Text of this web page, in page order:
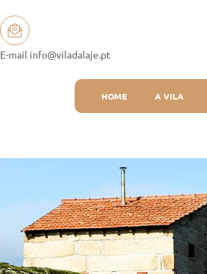
E-mail info@viladalaje.pt
HOME A VILA